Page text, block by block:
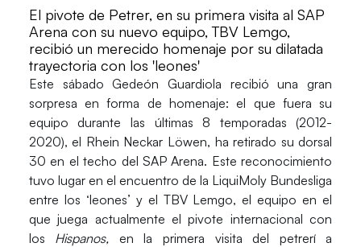
El pivote de Petrer, en su primera visita al SAP
Arena con su nuevo equipo, TBV Lemgo,
recibió un merecido homenaje por su dilatada
trayectoria con los 'leones'
Este sábadoGedeón Guardiola recibió una gran
sorpresa en forma de homenaje: el que fuera su
equipo durante las últimas 8 temporadas (2012-
2020), el Rhein Neckar Löwen, haretirado su dorsal
30 en el techo del SAP Arena. Este reconocimiento
tuvo lugar en el encuentro de la LiquiMoly Bundesliga
entre los ‘leones’ y el TBV Lemgo, el equipo en el
que juega actualmente el pivote internacional con
los Hispanos, en la primera visita del petrerí a